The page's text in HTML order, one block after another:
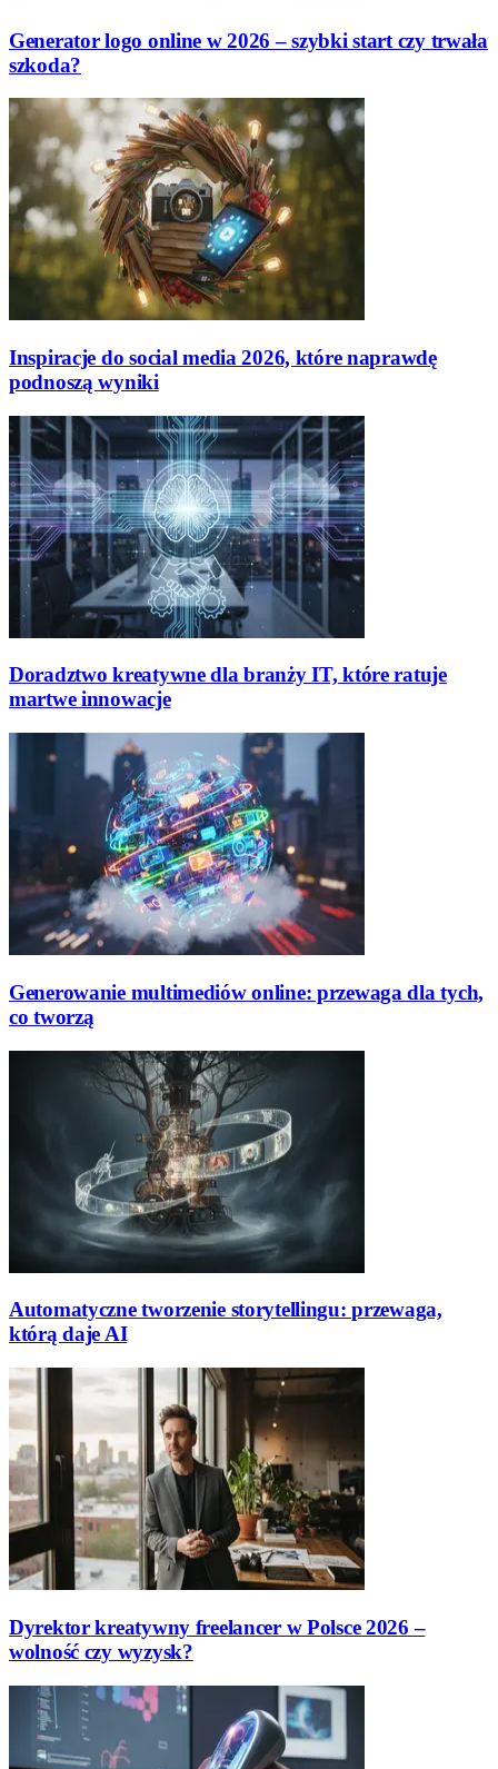
Generator logo online w 2026 – szybki start czy trwała
szkoda?
Inspiracje do social media 2026, które naprawdę
podnoszą wyniki
Doradztwo kreatywne dla branży IT, które ratuje
martwe innowacje
Generowanie multimediów online: przewaga dla tych,
co tworzą
Automatyczne tworzenie storytellingu: przewaga,
którą daje AI
Dyrektor kreatywny freelancer w Polsce 2026 –
wolność czy wyzysk?